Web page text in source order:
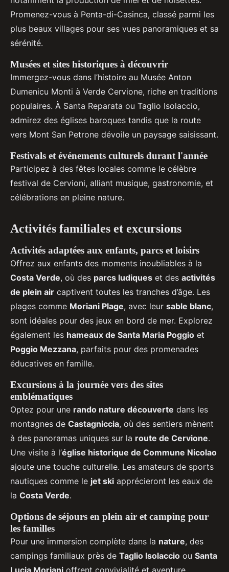
Promenez-vous à Penta-di-Casinca, classé parmi les
plus beaux villages pour ses vues panoramiques et sa
sérénité.
Musées et sites historiques à découvrir
Immergez-vous dans l’histoire au Musée Anton
Dumenicu Monti à Verde Cervione, riche en traditions
populaires. À Santa Reparata ou Taglio Isolaccio,
admirez des églises baroques tandis que la route
vers Mont San Petrone dévoile un paysage saisissant.
Festivals et événements culturels durant l'année
Participez à des fêtes locales comme le célèbre
festival de Cervioni, alliant musique, gastronomie, et
célébrations en pleine nature.
Activités familiales et excursions
Activités adaptées aux enfants, parcs et loisirs
Offrez aux enfants des moments inoubliables à la
Costa Verde, où des parcs ludiques et des activités
de plein air captivent toutes les tranches d’âge. Les
plages comme Moriani Plage, avec leur sable blanc,
sont idéales pour des jeux en bord de mer. Explorez
également les hameaux de Santa Maria Poggio et
Poggio Mezzana, parfaits pour des promenades
éducatives en famille.
Excursions à la journée vers des sites
emblématiques
Optez pour une rando nature découverte dans les
montagnes de Castagniccia, où des sentiers mènent
à des panoramas uniques sur la route de Cervione.
Une visite à l’église historique de Commune Nicolao
ajoute une touche culturelle. Les amateurs de sports
nautiques comme le jet ski apprécieront les eaux de
la Costa Verde.
Options de séjours en plein air et camping pour
les familles
Pour une immersion complète dans la nature, des
campings familiaux près de Taglio Isolaccio ou Santa